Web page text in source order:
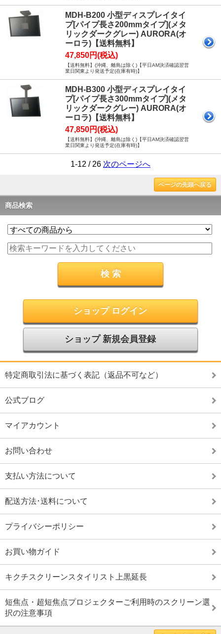
MDH-B200 小型ディスプレイタイ
プ[パイプ長さ200mmタイプ](メタ
リックダークグレー) AURORA(オ
ーロラ)【送料無料】
47,850円(税込)
【送料無料】(沖縄、離島は除く)【平日AM決済確認翌営
業日関東より発送予定(在庫有時)】
MDH-B300 小型ディスプレイタイ
プ[パイプ長さ300mmタイプ](メタ
リックダークグレー) AURORA(オ
ーロラ)【送料無料】
47,850円(税込)
【送料無料】(沖縄、離島は除く)【平日AM決済確認翌営
業日関東より発送予定(在庫有時)】
1-12 / 26 次のページへ
ページの先頭へ戻る
商品検索
ショップ ログイン
ショップ 新規会員登録
特定商取引法に基づく表記（返品不可など）
公式ブログ
マイアカウント
お問い合わせ
支払い方法について
配送方法･送料について
プライバシーポリシー
お買い物ガイド
キクチスクリーンスタイリスト上黒延長
短焦点・超短焦点プロジェクターご利用時のスクリーン選
択の注意事項